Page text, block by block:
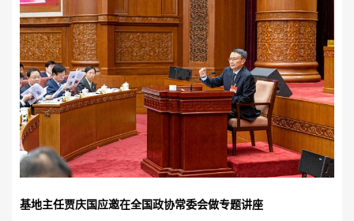
基地主任贾庆国应邀在全国政协常委会做专题讲座